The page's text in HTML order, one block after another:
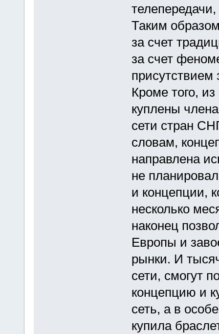
Таким
за счет
за счет
присутствием
Кроме того,
куплены
сети стран
словам,
направлена
не
и концепции,
несколько
наконец
Европы и
рынки. И
сети, смогут
концепцию и
сеть, а в
купила